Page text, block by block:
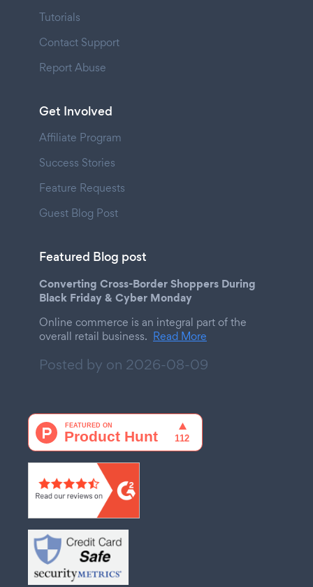
Tutorials
Contact Support
Report Abuse
Get Involved
Affiliate Program
Success Stories
Feature Requests
Guest Blog Post
Featured Blog post
Converting Cross-Border Shoppers During
Black Friday & Cyber Monday
Online commerce is an integral part of the
overall retail business. Read More
Posted by on 2026-08-09